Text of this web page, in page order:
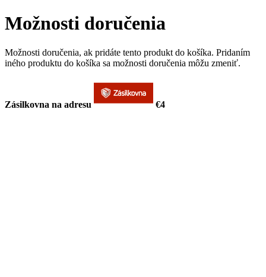
Možnosti doručenia
Možnosti doručenia, ak pridáte tento produkt do košíka. Pridaním
iného produktu do košíka sa možnosti doručenia môžu zmeniť.
Zásilkovna na adresu €4